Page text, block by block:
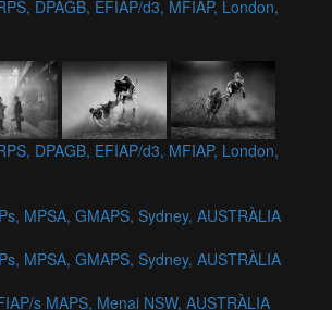
DPAGB, EFIAP/d3, MFIAP, London,
DPAGB, EFIAP/d3, MFIAP, London,
MPSA, GMAPS, Sydney, AUSTRÀLIA
MPSA, GMAPS, Sydney, AUSTRÀLIA
s MAPS, Menai NSW, AUSTRÀLIA